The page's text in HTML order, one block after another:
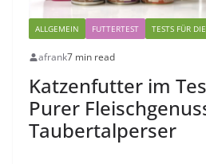
ALLGEMEIN FUTTERTEST TESTS FÜR
afrank7 min read
Katzenfutter im
Purer
Taubertalperser